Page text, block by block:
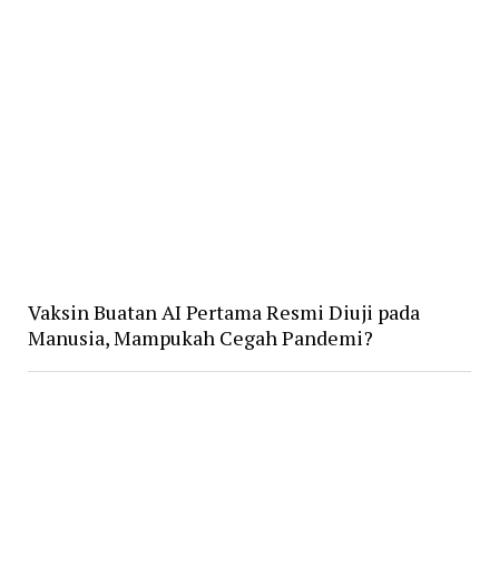
Vaksin Buatan AI Pertama Resmi Diuji pada
Manusia, Mampukah Cegah Pandemi?